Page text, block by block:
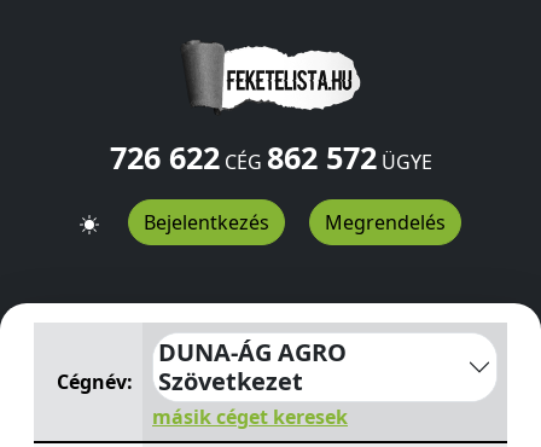
726 622CÉG 862 572ÜGYE
Bejelentkezés Megrendelés
DUNA-ÁG AGRO SzövetkezetGyőri út 10.Halászi9228
Cégnév:
DUNA-ÁG AGRO
Szövetkezet
másik céget keresek